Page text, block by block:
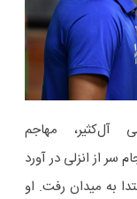
آل‌کثیر، مهاجم
سر از انزلی در آورد
به میدان رفت. او